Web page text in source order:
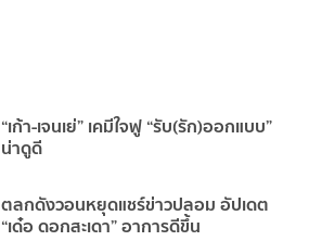
“เก้า-เจนเย่” เคมีใจฟู “รับ(รัก)ออกแบบ”
น่าดูดี
ตลกดังวอนหยุดแชร์ข่าวปลอม อัปเดต
“เด๋อ ดอกสะเดา” อาการดีขึ้น